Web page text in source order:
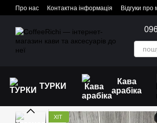
Перейти до основного контенту
Про нас Контактна інформація Відгуки про
ТУРКИ
Кава
арабіка
ХІТ